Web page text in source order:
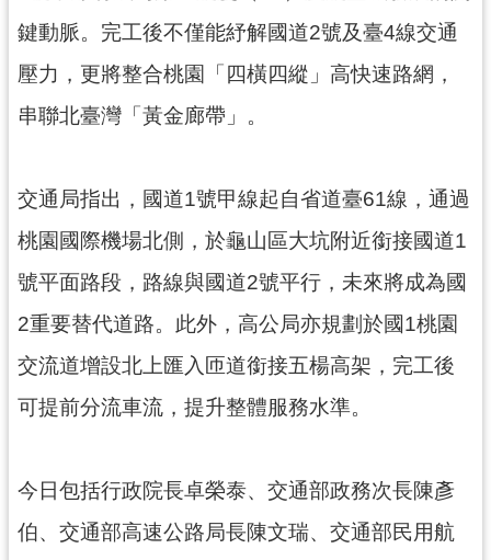
宣
告
鍵動脈。完工後不僅能紓解國道2號及臺4線交通
壓力，更將整合桃園「四橫四縱」高快速路網，
串聯北臺灣「黃金廊帶」。
交通局指出，國道1號甲線起自省道臺61線，通過
桃園國際機場北側，於龜山區大坑附近銜接國道1
號平面路段，路線與國道2號平行，未來將成為國
2重要替代道路。此外，高公局亦規劃於國1桃園
交流道增設北上匯入匝道銜接五楊高架，完工後
可提前分流車流，提升整體服務水準。
今日包括行政院長卓榮泰、交通部政務次長陳彥
伯、交通部高速公路局長陳文瑞、交通部民用航